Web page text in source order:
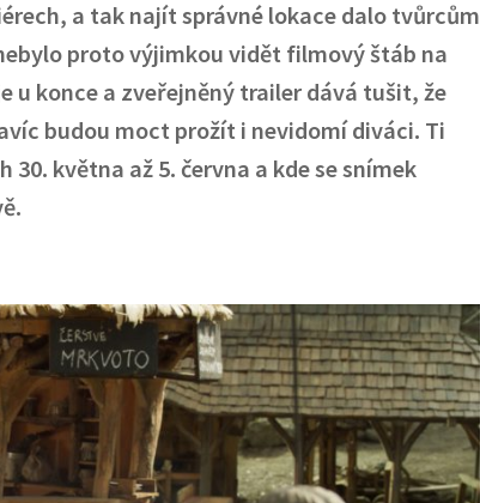
a tak najít správné lokace dalo tvůrcům
proto výjimkou vidět filmový štáb na
u konce a zveřejněný trailer dává tušit, že
budou moct prožít i nevidomí diváci. Ti
května až 5. června a kde se snímek